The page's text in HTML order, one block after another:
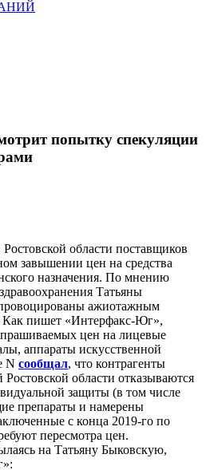
попытку спекуляции
области поставщиков
завышении цен на средства
назначения. По мнению
Татьяны
ажиотажным
Как пишет «Интерфакс-Юг»,
цен на лицевые
аппараты искусственной
N сообщал, что контрагенты
области отказываются
защиты (в том числе
препараты и намерены
с конца 2019-го по
пересмотра цен.
на Татьяну Быковскую,